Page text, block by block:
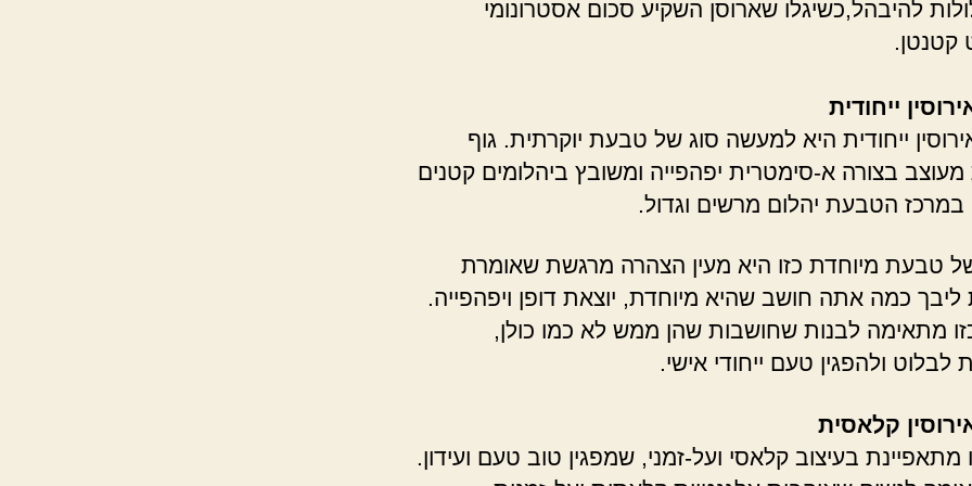
להיבהל,כשיגלו שארוסן השקיע סכום אסטרונומי
קטנטן.
ייחודית
ייחודית היא למעשה סוג של טבעת יוקרתית. גוף
בצורה א-סימטרית יפהפייה ומשובץ ביהלומים קטנים
במרכז הטבעת יהלום מרשים וגדול.
טבעת מיוחדת כזו היא מעין הצהרה מרגשת שאומרת
כמה אתה חושב שהיא מיוחדת, יוצאת דופן ויפהפייה.
מתאימה לבנות שחושבות שהן ממש לא כמו כולן,
לבלוט ולהפגין טעם ייחודי אישי.
קלאסית
בעיצוב קלאסי ועל-זמני, שמפגין טוב טעם ועידון.